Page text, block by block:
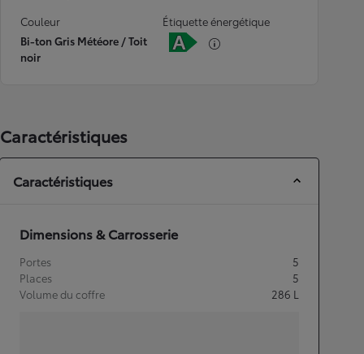
Couleur
Bi-ton Gris Météore / Toit
noir
Étiquette énergétique
Caractéristiques
Caractéristiques
Dimensions & Carrosserie
Portes
5
Places
5
Volume du coffre
286 L